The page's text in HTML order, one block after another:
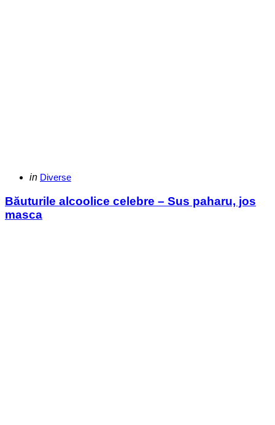
Categories
Posted
in Diverse
Băuturile alcoolice celebre – Sus paharu, jos
masca